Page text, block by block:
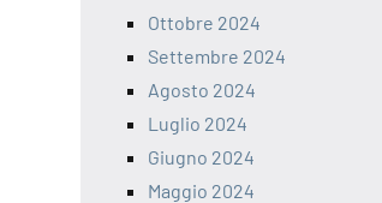
Ottobre 2024
Settembre 2024
Agosto 2024
Luglio 2024
Giugno 2024
Maggio 2024